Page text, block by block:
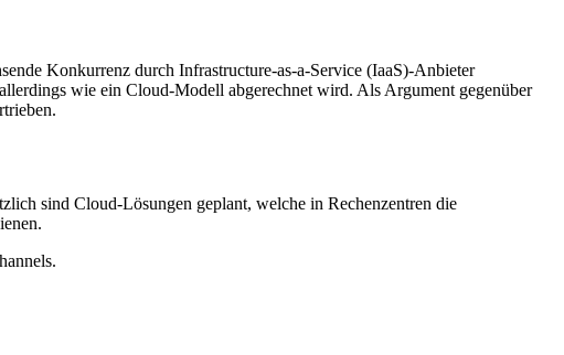
Konkurrenz durch Infrastructure-as-a-Service (IaaS)-Anbieter
wie ein Cloud-Modell abgerechnet wird. Als Argument gegenüber
sind Cloud-Lösungen geplant, welche in Rechenzentren die